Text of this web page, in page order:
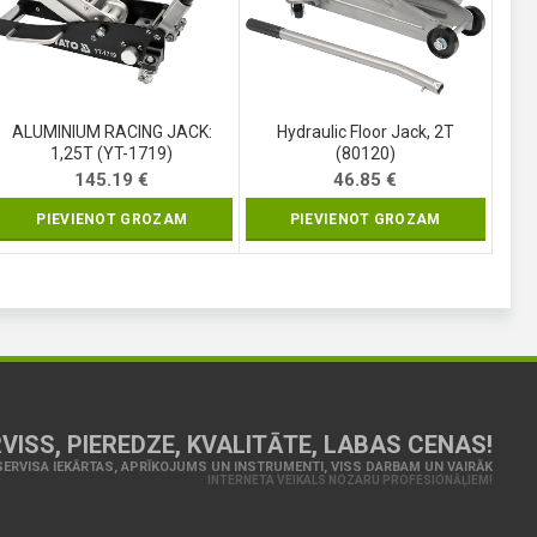
ALUMINIUM RACING JACK:
1,25T (YT-1719)
145.19€
PIEVIENOT GROZAM
Hydraulic Floor Jack, 2T
(80120)
46.85€
PIEVIENOT GROZAM
PIEREDZE, KVALITĀTE, LABAS CENAS!
IEKĀRTAS, APRĪKOJUMS UN INSTRUMENTI, VISS DARBAM UN VAIRĀK
INTERNETA VEIKALS NOZARU PROFESIONĀĻIEM!